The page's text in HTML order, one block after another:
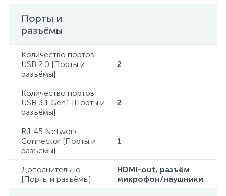
Порты и
разъёмы
Количество портов
USB 2.0 [Порты и
разъёмы]
2
Количество портов
USB 3.1 Gen1 [Порты и
разъёмы]
2
RJ-45 Network
Connector [Порты и
разъёмы]
1
Дополнительно
[Порты и разъёмы]
HDMI-out, разъём
микрофон/наушники